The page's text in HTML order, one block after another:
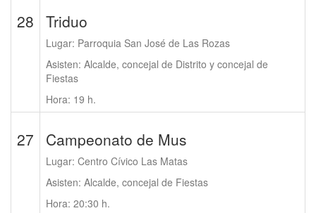
28 Triduo
Lugar: Parroquia San José de Las Rozas
Asisten: Alcalde, concejal de Distrito y concejal de
Fiestas
Hora: 19 h.
27 Campeonato de Mus
Lugar: Centro Cívico Las Matas
Asisten: Alcalde, concejal de Fiestas
Hora: 20:30 h.